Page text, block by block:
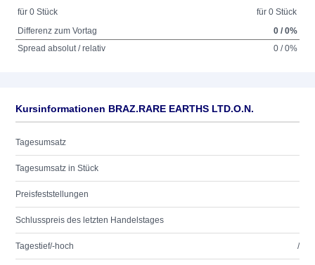
für 0 Stück
für 0 Stück
Differenz zum Vortag
0 / 0%
Spread absolut / relativ
0 / 0%
Kursinformationen BRAZ.RARE EARTHS LTD.O.N.
Tagesumsatz
Tagesumsatz in Stück
Preisfeststellungen
Schlusspreis des letzten Handelstages
Tagestief/-hoch /